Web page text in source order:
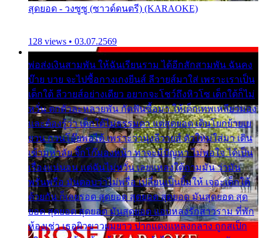
สุดยอด - วงซูซู (ซาวด์ดนตรี) (KARAOKE)
128 views • 03.07.2569
พ่อส่งเงินสามพัน ให้ฉันเรียนราม ได้อีกสักสามพัน ฉันคง
บ๊าย บาย จะไปซื้อกางเกงยีนส์ ลีวายส์มาใส่ เพราะเราเป็น
เด็กใต้ ลีวายส์อย่างเดียว อยากจะโชว์ถึงหิวโซ เด็กใต้ก็ไม่
หวั่น ตกตัวละหลายพัน กัดฟันซื้อมา ให้เด็กเทพเหลียวมอง
และต้องรู้ว่า เด็กใต้ไม่ธรรมดา แต่สุดยอด เดินโยกย้ายเย
ยวน กวนโอ๊ยพอได้ เพราะว่านุ่งลีวายส์ ตัวใหม่ใส่มา เดิน
เข้ามหาลัย จิ๊กโก๊มองหน้า ท่าจะมีปัญหา ไม่พอใจ ได้เป็น
เรื่องแน่นอน แต่ฉันไม่หวั่น เลยแหลงใต้ถามมัน ว่ามัน
พรั่นพรือ มันตอบว่าไม่พรื่อ เปลี่ยนเป็นยิ้มให้ เจอะเด็กใต้
ด้วยกัน ก็เลยรอด สุดยอด สุดยอด สุดยอด มันสุดยอด สุด
ยอด สุดยอด สุดยอด มันสุดยอด แอบหลงรักสาวราม ที่พัก
ห้องเช่า เธอผิวขาวผมยาว ปากแดงแหลงกลาง ถูกสเป็ก